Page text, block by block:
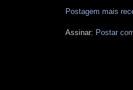
Postagem mais
Assinar: Postar